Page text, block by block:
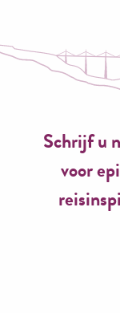
Schrijf u
voor